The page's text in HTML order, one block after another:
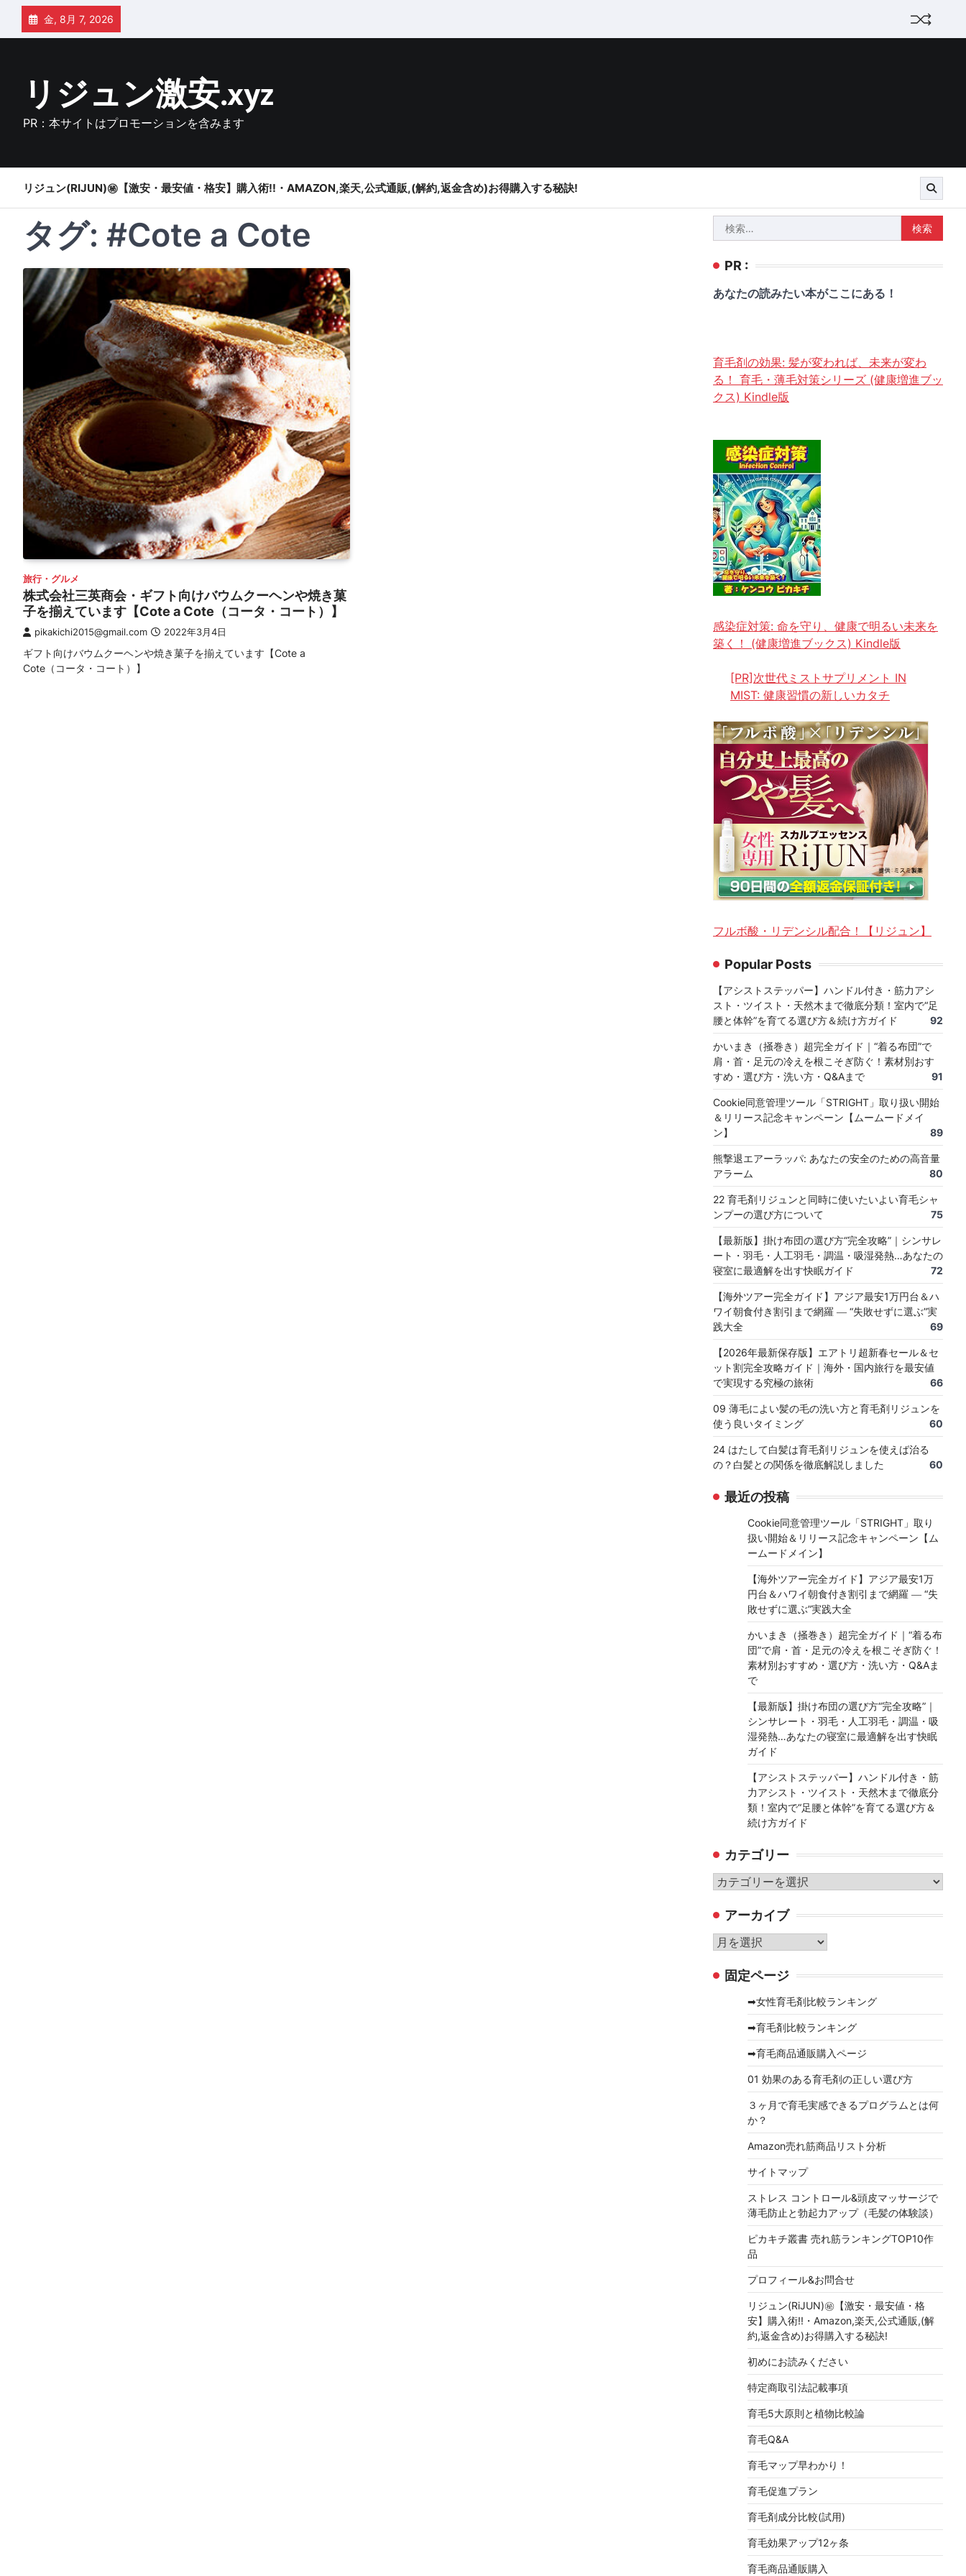
Skip
content
金, 8月 7, 2026
リジュン激安.xyz
PR：本サイトはプロモーションを含みます
リジュン(RIJUN)㊙【激安・最安値・格安】購入術!!・AMAZON,楽天,公式通販,(解約,返金含め)お得購入する秘訣!
タグ: #Cote a Cote
旅行・グルメ
株式会社三英商会・ギフト向けバウムクーヘンや焼き菓
子を揃えています【Cote a Cote（コータ・コート）】
pikakichi2015@gmail.com 2022年3月4日
ギフト向けバウムクーヘンや焼き菓子を揃えています【Cote a
Cote（コータ・コート）】
索:
PR :
あなたの読みたい本がここにある！
育毛剤の効果: 髪が変われば、未来が変わ
る！ 育毛・薄毛対策シリーズ (健康増進ブッ
クス) Kindle版
感染症対策: 命を守り、健康で明るい未来を
築く！ (健康増進ブックス) Kindle版
[PR]次世代ミストサプリメント IN
MIST: 健康習慣の新しいカタチ
フルボ酸・リデンシル配合！【リジュン】
Popular Posts
【アシストステッパー】ハンドル付き・筋力アシ
スト・ツイスト・天然木まで徹底分類！室内で“足
腰と体幹”を育てる選び方＆続け方ガイド
92
かいまき（掻巻き）超完全ガイド｜“着る布団”で
肩・首・足元の冷えを根こそぎ防ぐ！素材別おす
すめ・選び方・洗い方・Q&Aまで
91
Cookie同意管理ツール「STRIGHT」取り扱い開始
＆リリース記念キャンペーン【ムームードメイ
ン】
89
熊撃退エアーラッパ: あなたの安全のための高音量
アラーム
80
22 育毛剤リジュンと同時に使いたいよい育毛シャ
ンプーの選び方について
75
【最新版】掛け布団の選び方“完全攻略”｜シンサレ
ート・羽毛・人工羽毛・調温・吸湿発熱…あなたの
寝室に最適解を出す快眠ガイド
72
【海外ツアー完全ガイド】アジア最安1万円台＆ハ
ワイ朝食付き割引まで網羅 ― “失敗せずに選ぶ”実
践大全
69
【2026年最新保存版】エアトリ超新春セール＆セ
ット割完全攻略ガイド｜海外・国内旅行を最安値
で実現する究極の旅術
66
09 薄毛によい髪の毛の洗い方と育毛剤リジュンを
使う良いタイミング
60
24 はたして白髪は育毛剤リジュンを使えば治る
の？白髪との関係を徹底解説しました
60
最近の投稿
Cookie同意管理ツール「STRIGHT」取り
扱い開始＆リリース記念キャンペーン【ム
ームードメイン】
【海外ツアー完全ガイド】アジア最安1万
円台＆ハワイ朝食付き割引まで網羅 ― “失
敗せずに選ぶ”実践大全
かいまき（掻巻き）超完全ガイド｜“着る布
団”で肩・首・足元の冷えを根こそぎ防ぐ！
素材別おすすめ・選び方・洗い方・Q&Aま
で
【最新版】掛け布団の選び方“完全攻略”｜
シンサレート・羽毛・人工羽毛・調温・吸
湿発熱…あなたの寝室に最適解を出す快眠
ガイド
【アシストステッパー】ハンドル付き・筋
力アシスト・ツイスト・天然木まで徹底分
類！室内で“足腰と体幹”を育てる選び方＆
続け方ガイド
カテゴリー
カ
ゴ
リ
ー
アーカイブ
ア
カ 固定ページ
➡女性育毛剤比較ランキング
➡育毛剤比較ランキング
➡育毛商品通販購入ページ
01 効果のある育毛剤の正しい選び方
３ヶ月で育毛実感できるプログラムとは何
か？
Amazon売れ筋商品リスト分析
サイトマップ
ストレス コントロール&頭皮マッサージで
薄毛防止と勃起力アップ（毛髪の体験談）
ピカキチ叢書 売れ筋ランキングTOP10作
品
プロフィール&お問合せ
リジュン(RiJUN)㊙【激安・最安値・格
安】購入術!!・Amazon,楽天,公式通販,(解
約,返金含め)お得購入する秘訣!
初めにお読みください
特定商取引法記載事項
育毛5大原則と植物比較論
育毛Q&A
育毛マップ早わかり！
育毛促進プラン
育毛剤成分比較(試用)
育毛効果アップ12ヶ条
育毛商品通販購入